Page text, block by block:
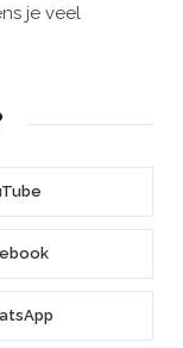
je veel